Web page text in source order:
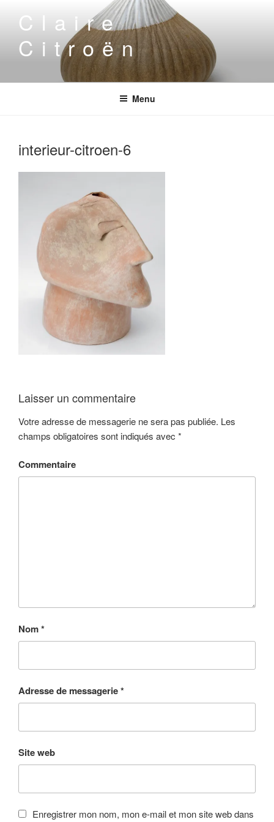
principal
Claire
Citroën
Menu
interieur-citroen-6
Laisser un commentaire
Votre adresse de messagerie ne sera pas publiée. Les
champs obligatoires sont indiqués avec *
Commentaire
Nom*
Adresse de messagerie*
Site web
Enregistrer mon nom, mon e-mail et mon site web dans